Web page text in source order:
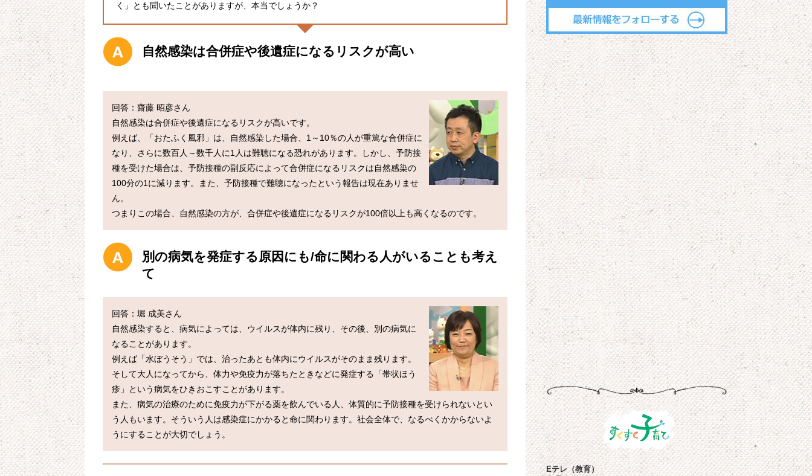
く」とも聞いたことがありますが、本当でしょうか？
自然感染は合併症や後遺症になるリスクが高い
回答：齋藤 昭彦さん
自然感染は合併症や後遺症になるリスクが高いです。
例えば、「おたふく風邪」は、自然感染した場合、1～10％の人が重篤な合併症に
なり、さらに数百人～数千人に1人は難聴になる恐れがあります。しかし、予防接
種を受けた場合は、予防接種の副反応によって合併症になるリスクは自然感染の
100分の1に減ります。また、予防接種で難聴になったという報告は現在ありませ
ん。
つまりこの場合、自然感染の方が、合併症や後遺症になるリスクが100倍以上も高くなるのです。
別の病気を発症する原因にも/命に関わる人がいることも考え
て
回答：堀 成美さん
自然感染すると、病気によっては、ウイルスが体内に残り、その後、別の病気に
なることがあります。
例えば「水ぼうそう」では、治ったあとも体内にウイルスがそのまま残ります。
そして大人になってから、体力や免疫力が落ちたときなどに発症する「帯状ほう
疹」という病気をひきおこすことがあります。
また、病気の治療のために免疫力が下がる薬を飲んでいる人、体質的に予防接種を受けられないとい
う人もいます。そういう人は感染症にかかると命に関わります。社会全体で、なるべくかからないよ
うにすることが大切でしょう。
Eテレ（教育）